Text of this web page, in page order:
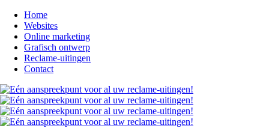
Home
Websites
Online marketing
Grafisch ontwerp
Reclame-uitingen
Contact